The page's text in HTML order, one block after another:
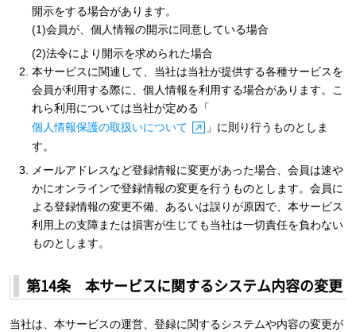
開示をする場合があります。
(1)会員が、個人情報の開示に同意している場合
(2)法令により開示を求められた場合
本サービスに関連して、当社は当社が提供する各種サービスを
会員が利用する際に、個人情報を利用する場合があります。こ
れら利用については当社が定める「
個人情報保護の取扱いについて
」に則り行うものとしま
す。
メールアドレスなど登録情報に変更があった場合、会員は速や
かにオンラインで登録情報の変更を行うものとします。会員に
よる登録情報の変更不備、あるいは誤りが原因で、本サービス
利用上の支障または損害が生じても当社は一切責任を負わない
ものとします。
第14条 本サービスに関するシステム内容の変更
当社は、本サービスの運営、登録に関するシステムや内容の変更が